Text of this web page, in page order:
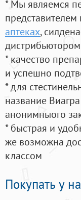
* Мы являемся
аптеках,
* качество
и успешно
* для
название
анонимныого
* быстрая и
же возможна
классом
Покупать у